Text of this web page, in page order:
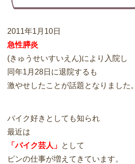
2011年1月10日
急性膵炎
(きゅうせいすいえん)により入院し
同年1月28日に退院するも
激やせしたことが話題となりました。
バイク好きとしても知られ
最近は
「バイク芸人」 として
ピンの仕事が増えてきています。